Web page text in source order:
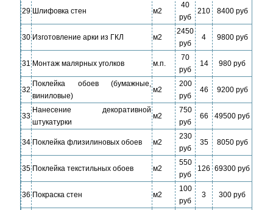
29 Шлифовка стен м2
40
руб
210 8400 руб
30 Изготовление арки из ГКЛ м2
2450
руб
4 9800 руб
31 Монтаж малярных уголков м.п.
70
руб
14 980 руб
32
Поклейка обоев (бумажные,
виниловые)
м2
200
руб
46 9200 руб
33
Нанесение декоративной
штукатурки
м2
750
руб
66 49500 руб
34 Поклейка флизилиновых обоев м2
230
руб
35 8050 руб
35 Поклейка текстильных обоев м2
550
руб
126 69300 руб
36 Покраска стен м2
100
руб
3 300 руб